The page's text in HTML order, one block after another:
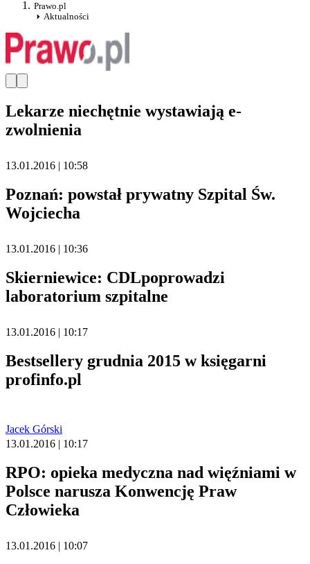
Prawo.pl
Aktualności
Lekarze niechętnie wystawiają e-
zwolnienia
13.01.2016 | 10:58
Poznań: powstał prywatny Szpital Św.
Wojciecha
13.01.2016 | 10:36
Skierniewice: CDLpoprowadzi
laboratorium szpitalne
13.01.2016 | 10:17
Bestsellery grudnia 2015 w księgarni
profinfo.pl
Jacek Górski
13.01.2016 | 10:17
RPO: opieka medyczna nad więźniami w
Polsce narusza Konwencję Praw
Człowieka
13.01.2016 | 10:07